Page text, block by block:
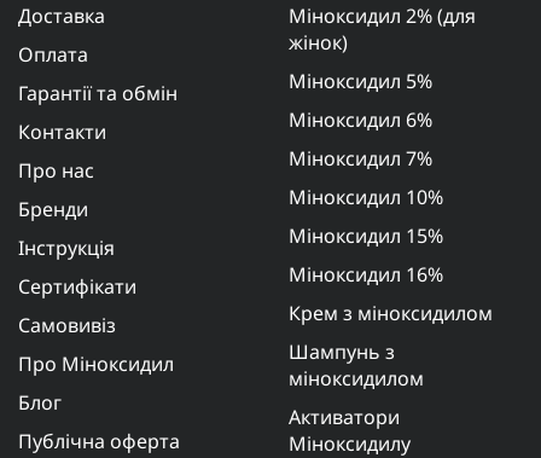
Доставка
Оплата
Гарантії та обмін
Контакти
Про нас
Бренди
Інструкція
Сертифікати
Самовивіз
Про Міноксидил
Блог
Публічна оферта
Міноксидил 2% (для
жінок)
Міноксидил 5%
Міноксидил 6%
Міноксидил 7%
Міноксидил 10%
Міноксидил 15%
Міноксидил 16%
Крем з міноксидилом
Шампунь з
міноксидилом
Активатори
Міноксидилу